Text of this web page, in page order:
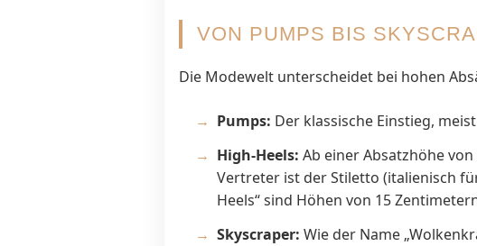
VON PUMPS BIS
Die Modewelt unterscheidet bei hohen
Pumps: Der klassische Einstieg,
High-Heels: Ab einer Absatzhöhe
Vertreter ist der Stiletto (italienisch
Heels“ sind Höhen von 15
Skyscraper: Wie der Name